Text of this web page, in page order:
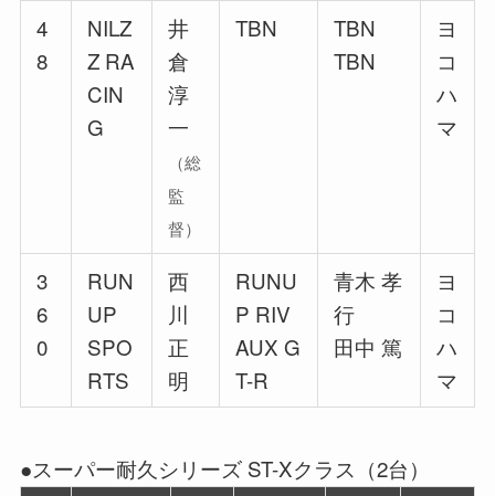
4
8
NILZ
Z RA
CIN
G
井
倉
淳
一
（総
監
督）
TBN
TBN
TBN
ヨ
コ
ハ
マ
3
6
0
RUN
UP
SPO
RTS
西
川
正
明
RUNU
P RIV
AUX G
T-R
青木 孝
行
田中 篤
ヨ
コ
ハ
マ
●スーパー耐久シリーズ ST-Xクラス（2台）